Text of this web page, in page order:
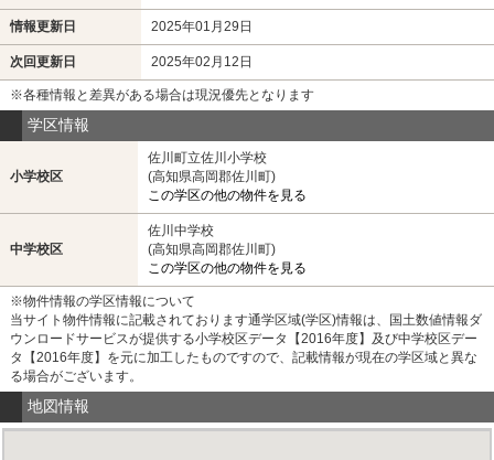
情報更新日 2025年01月29日
次回更新日 2025年02月12日
※各種情報と差異がある場合は現況優先となります
学区情報
小学校区
佐川町立佐川小学校
(高知県高岡郡佐川町)
この学区の他の物件を見る
中学校区
佐川中学校
(高知県高岡郡佐川町)
この学区の他の物件を見る
※物件情報の学区情報について
当サイト物件情報に記載されております通学区域(学区)情報は、国土数値情報ダ
ウンロードサービスが提供する小学校区データ【2016年度】及び中学校区デー
タ【2016年度】を元に加工したものですので、記載情報が現在の学区域と異な
る場合がございます。
地図情報